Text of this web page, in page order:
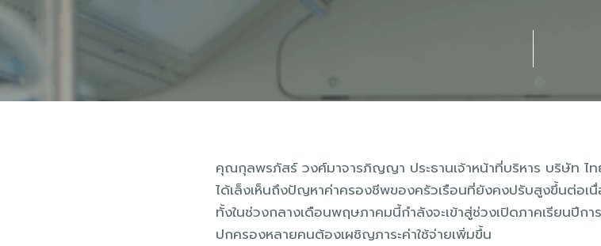
คุณกุลพรภัสร์ วงศ์มาจารภิญญา ประธานเจ้าหน้าที่บริหาร บริษัท ไ
ได้เล็งเห็นถึงปัญหาค่าครองชีพของครัวเรือนที่ยังคงปรับสูงขึ้นต่อ
ทั้งในช่วงกลางเดือนพฤษภาคมนี้กำลังจะเข้าสู่ช่วงเปิดภาคเรียนปีก
ปกครองหลายคนต้องเผชิญภาระค่าใช้จ่ายเพิ่มขึ้น